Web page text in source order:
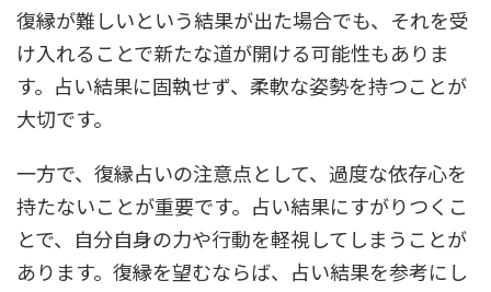
復縁が難しいという結果が出た場合でも、それを受
け入れることで新たな道が開ける可能性もありま
す。占い結果に固執せず、柔軟な姿勢を持つことが
大切です。
一方で、復縁占いの注意点として、過度な依存心を
持たないことが重要です。占い結果にすがりつくこ
とで、自分自身の力や行動を軽視してしまうことが
あります。復縁を望むならば、占い結果を参考にし